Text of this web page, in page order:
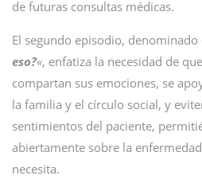
de futuras consultas médicas.
El segundo episodio, denominado
eso?«, enfatiza la necesidad de
compartan sus emociones, se
la familia y el círculo social, y
sentimientos del paciente,
abiertamente sobre la
necesita.